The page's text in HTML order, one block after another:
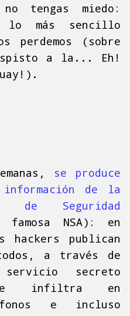
tengas miedo:
lo más sencillo
perdemos (sobre
a la... Eh!
se produce
de la
de Seguridad
NSA): en
publican
a través de
secreto
se infiltra en
e incluso